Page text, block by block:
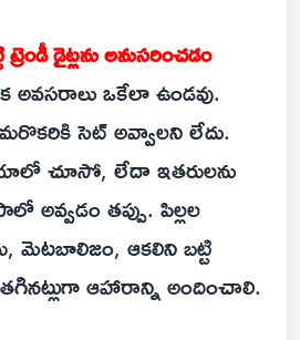
డైట్లను అనుసరించడం
అవసరాలు ఒకేలా ఉండవు.
సెట్ అవ్వాలని లేదు.
చూసో, లేదా ఇతరులను
అవ్వడం తప్పు. పిల్లల
మెటబాలిజం, ఆకలిని బట్టి
తగినట్లుగా ఆహారాన్ని అందించాలి.